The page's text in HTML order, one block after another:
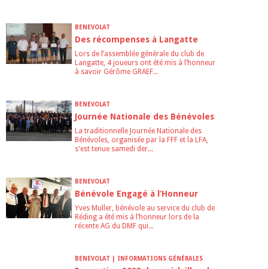
BENEVOLAT
Des récompenses à Langatte
Lors de l’assemblée générale du club de
Langatte, 4 joueurs ont été mis à l’honneur
à savoir Gérôme GRAEF...
BENEVOLAT
Journée Nationale des Bénévoles
La traditionnelle Journée Nationale des
Bénévoles, organisée par la FFF et la LFA,
s'est tenue samedi der...
BENEVOLAT
Bénévole Engagé à l’Honneur
Yves Muller, bénévole au service du club de
Réding a été mis à l’honneur lors de la
récente AG du DMF qui...
BENEVOLAT | INFORMATIONS GÉNÉRALES